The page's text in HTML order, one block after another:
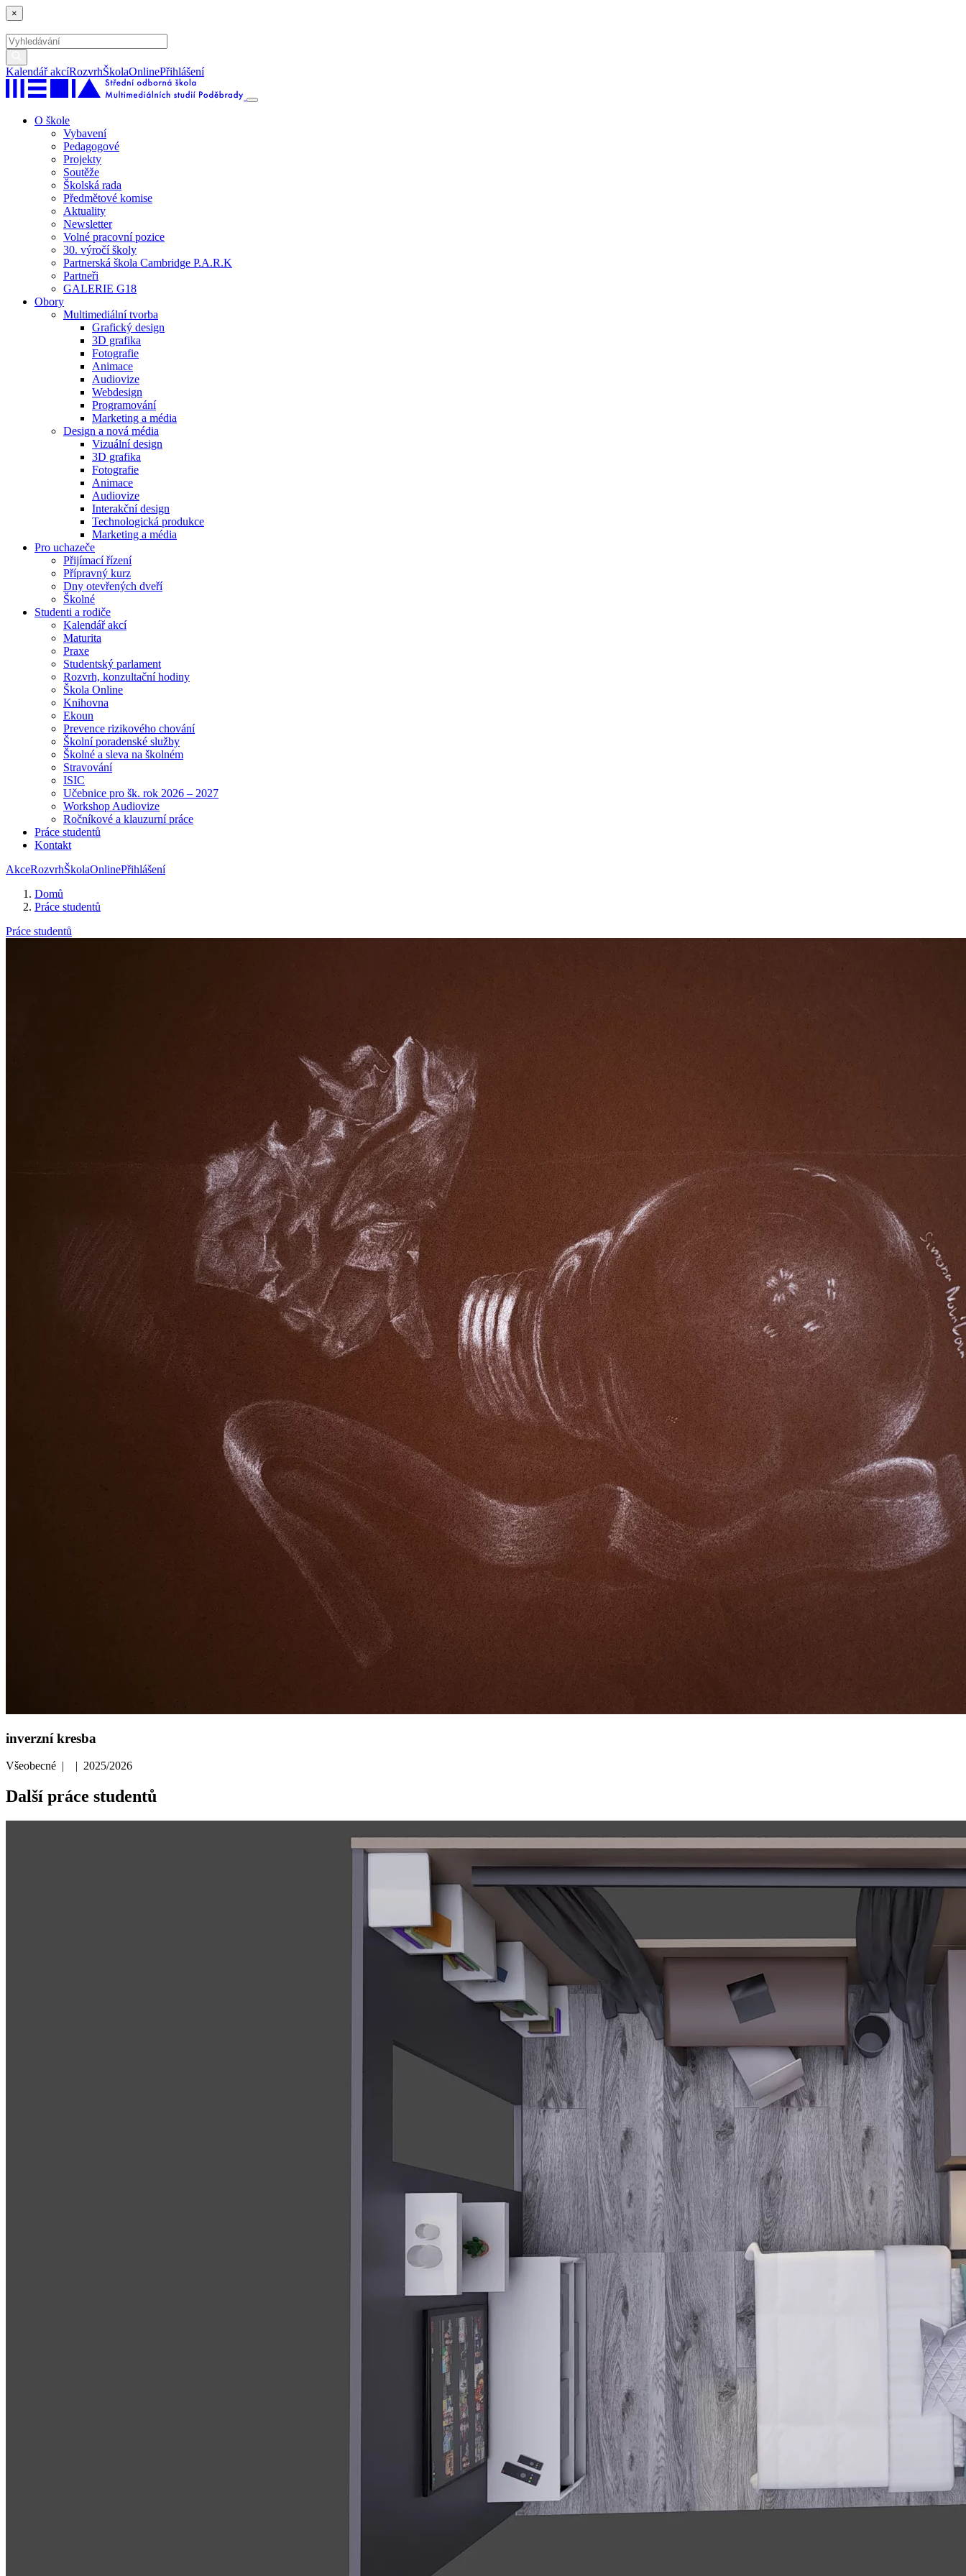
×
Kalendář akcíRozvrhŠkolaOnlinePřihlášení
O škole
Vybavení
Pedagogové
Projekty
Soutěže
Školská rada
Předmětové komise
Aktuality
Newsletter
Volné pracovní pozice
30. výročí školy
Partnerská škola Cambridge P.A.R.K
Partneři
GALERIE G18
Obory
Multimediální tvorba
Grafický design
3D grafika
Fotografie
Animace
Audiovize
Webdesign
Programování
Marketing a média
Design a nová média
Vizuální design
3D grafika
Fotografie
Animace
Audiovize
Interakční design
Technologická produkce
Marketing a média
Pro uchazeče
Přijímací řízení
Přípravný kurz
Dny otevřených dveří
Školné
Studenti a rodiče
Kalendář akcí
Maturita
Praxe
Studentský parlament
Rozvrh, konzultační hodiny
Škola Online
Knihovna
Ekoun
Prevence rizikového chování
Školní poradenské služby
Školné a sleva na školném
Stravování
ISIC
Učebnice pro šk. rok 2026 – 2027
Workshop Audiovize
Ročníkové a klauzurní práce
Práce studentů
Kontakt
AkceRozvrhŠkolaOnlinePřihlášení
Domů
Práce studentů
Práce studentů
inverzní kresba
Všeobecné | | 2025/2026
Další práce studentů